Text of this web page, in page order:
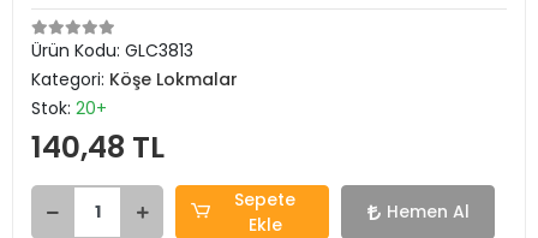
Ürün Kodu: GLC3813
Kategori: Köşe Lokmalar
Stok: 20+
140,48 TL
Sepete
Ekle
Hemen Al